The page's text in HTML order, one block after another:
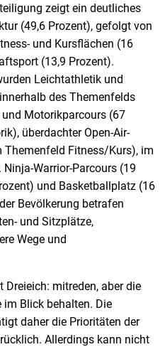
zeigt ein deutliches
(49,6 Prozent), gefolgt von
und Kursflächen (16
(13,9 Prozent).
Leichtathletik und
des Themenfelds
Motorikparcours (67
überdachter Open-Air-
Fitness/Kurs), im
Warrior-Parcours (19
und Basketballplatz (16
Bevölkerung betrafen
und Sitzplätze,
Wege und
mitreden, aber die
Blick behalten. Die
daher die Prioritäten der
Allerdings kann nicht